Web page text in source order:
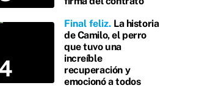
Final feliz La historia
de Camilo, el perro
que tuvo una
increíble
recuperación y
emocionó a todos